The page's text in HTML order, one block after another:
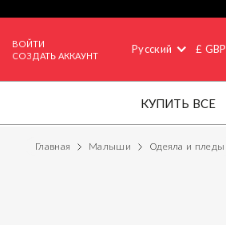
ВОЙТИ
СОЗДАТЬ АККАУНТ
Русский £ GBP
КУПИТЬ ВСЕ
Главная Малыши Одеяла и пледы